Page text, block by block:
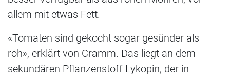
allem mit etwas Fett.
«Tomaten sind gekocht sogar gesünder als
roh», erklärt von Cramm. Das liegt an dem
sekundären Pflanzenstoff Lykopin, der in